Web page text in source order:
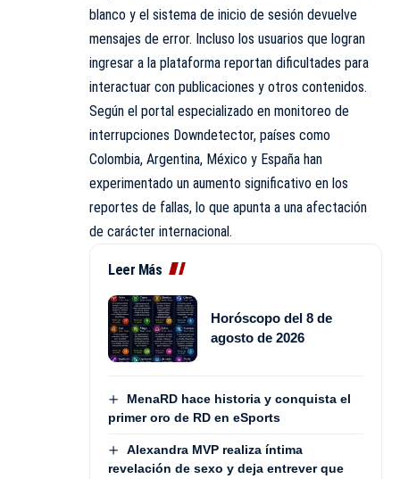
blanco y el sistema de inicio de sesión devuelve
mensajes de error. Incluso los usuarios que logran
ingresar a la plataforma reportan dificultades para
interactuar con publicaciones y otros contenidos.
Según el portal especializado en monitoreo de
interrupciones Downdetector, países como
Colombia, Argentina, México y España han
experimentado un aumento significativo en los
reportes de fallas, lo que apunta a una afectación
de carácter internacional.
Leer Más
Horóscopo del 8 de
agosto de 2026
MenaRD hace historia y conquista el
primer oro de RD en eSports
Alexandra MVP realiza íntima
revelación de sexo y deja entrever que